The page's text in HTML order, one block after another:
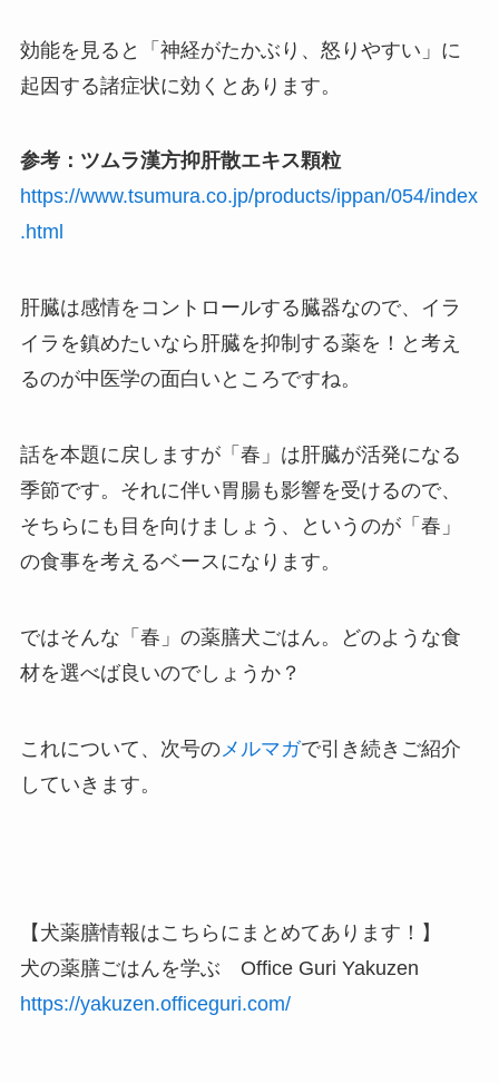
効能を見ると「神経がたかぶり、怒りやすい」に
起因する諸症状に効くとあります。
参考：ツムラ漢方抑肝散エキス顆粒
https://www.tsumura.co.jp/products/ippan/054/index
.html
肝臓は感情をコントロールする臓器なので、イラ
イラを鎮めたいなら肝臓を抑制する薬を！と考え
るのが中医学の面白いところですね。
話を本題に戻しますが「春」は肝臓が活発になる
季節です。それに伴い胃腸も影響を受けるので、
そちらにも目を向けましょう、というのが「春」
の食事を考えるベースになります。
ではそんな「春」の薬膳犬ごはん。どのような食
材を選べば良いのでしょうか？
これについて、次号のメルマガで引き続きご紹介
していきます。
【犬薬膳情報はこちらにまとめてあります！】
犬の薬膳ごはんを学ぶ Office Guri Yakuzen
https://yakuzen.officeguri.com/